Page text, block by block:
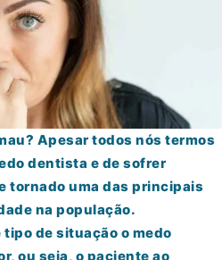
Apesar todos nós termos
dentista e de sofrer
tornado uma das principais
na população.
de situação o medo
ou seja, o paciente ao